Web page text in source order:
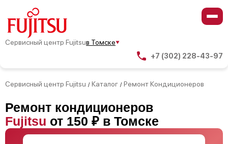
Сервисный центр Fujitsuв Томске
+7 (302) 228-43-97
Сервисный центр Fujitsu / Каталог / Ремонт Кондиционеров
Ремонт кондиционеров
Fujitsu от 150 ₽ в Томске